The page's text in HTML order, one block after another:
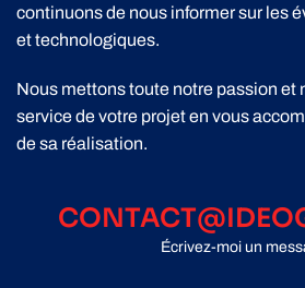
continuons de nous informer sur les
et technologiques.
Nous mettons toute notre passion et
service de votre projet en vous
de sa réalisation.
Écrivez-moi un